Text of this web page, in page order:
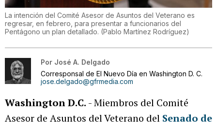
La intención del Comité Asesor de Asuntos del Veterano es
regresar, en febrero, para presentar a funcionarios del
Pentágono un plan detallado. (Pablo Martínez Rodríguez)
Por José A. Delgado
Corresponsal de El Nuevo Día en Washington D. C.
jose.delgado@gfrmedia.com
Washington D.C. - Miembros del Comité
Asesor de Asuntos del Veterano del Senado de